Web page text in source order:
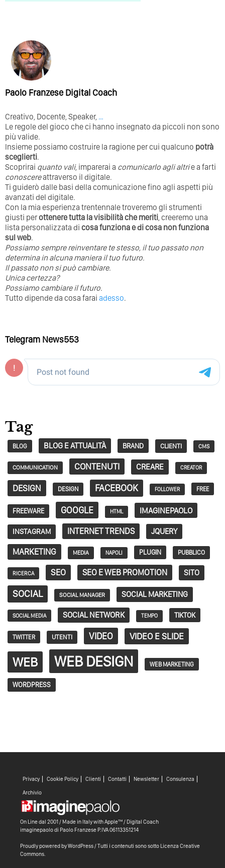
Paolo Franzese Digital Coach
Creativo, Docente, Speaker, …
Le regole del gioco che ci hanno insegnato da piccoli non sono
più valide.
Insieme possiamo costruire la ragione per cui qualcuno potrà
sceglierti.
Scoprirai quanto vali, imparerai a comunicarlo agli altrie a farti
conoscereattraverso il digitale.
Ti guiderò dalle basi della comunicazione fino agli aspetti più
avanzati del digitale.
Con la mia esperienza trentennale troveremo gli strumenti
giusti perottenere tutta la visibilità che meriti , creeremo una
lista personalizzata di cosa funziona e di cosa non funziona
sul web.
Possiamo sempre reinventare te stesso, il tuo passato non
determina in alcuna maniera il tuo futuro. ⁣
⁣Il passato non si può cambiare.
Unica certezza?
Possiamo cambiare il futuro.
Tutto dipende da cosa farai adesso.
Telegram News553
Tag
BLOG BLOG E ATTUALITÀ BRAND CLIENTI CMS
COMMUNICATION CONTENUTI CREARE CREATOR
DESIGN DESIGN FACEBOOK FOLLOWER FREE
FREEWARE GOOGLE HTML IMAGINEPAOLO
INSTAGRAM INTERNET TRENDS JQUERY
MARKETING MEDIA NAPOLI PLUGIN PUBBLICO
RICERCA SEO SEO E WEB PROMOTION SITO
SOCIAL SOCIAL MANAGER SOCIAL MARKETING
SOCIAL MEDIA SOCIAL NETWORK TEMPO TIKTOK
TWITTER UTENTI VIDEO VIDEO E SLIDE
WEB WEB DESIGN WEB MARKETING
WORDPRESS
Privacy Cookie Policy Clienti Contatti Newsletter Consulenza
Archivio
On Line dal 2001 / Made in Italy withApple™ / Digital Coach
imaginepaolo di Paolo Franzese P.IVA 06113351214
Proudly powered by WordPress / Tutti i contenuti sono sotto Licenza Creative
Commons